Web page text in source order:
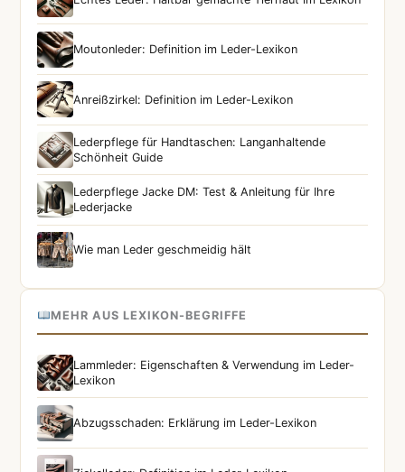
Moutonleder: Definition im Leder-Lexikon
Anreißzirkel: Definition im Leder-Lexikon
Lederpflege für Handtaschen: Langanhaltende
Schönheit Guide
Lederpflege Jacke DM: Test & Anleitung für Ihre
Lederjacke
Wie man Leder geschmeidig hält
MEHR AUS LEXIKON-BEGRIFFE
Lammleder: Eigenschaften & Verwendung im Leder-
Lexikon
Abzugsschaden: Erklärung im Leder-Lexikon